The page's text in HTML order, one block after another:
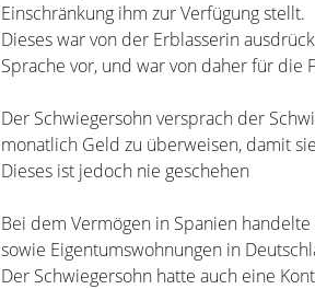
Einschränkung ihm zur Verfügung stellt.
Dieses war von der Erblasserin
Sprache vor, und war von daher für die
Der Schwiegersohn versprach der
monatlich Geld zu überweisen, damit
Dieses ist jedoch nie geschehen
Bei dem Vermögen in Spanien
sowie Eigentumswohnungen in
Der Schwiegersohn hatte auch eine